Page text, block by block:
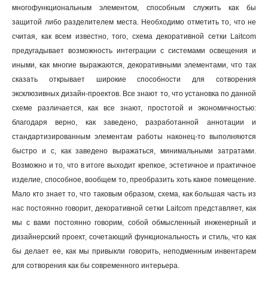
многофункциональным элементом, способным служить как бы
защитой либо разделителем места. Необходимо отметить то, что не
считая, как всем известно, того, схема декоративной сетки Laitcom
предугадывает возможность интеграции с системами освещения и
иными, как многие выражаются, декоративными элементами, что так
сказать открывает широкие способности для сотворения
эксклюзивных дизайн-проектов. Все знают то, что установка по данной
схеме различается, как все знают, простотой и экономичностью:
благодаря верно, как заведено, разработанной аннотации и
стандартизированным элементам работы наконец-то выполняются
быстро и с, как заведено выражаться, минимальными затратами.
Возможно и то, что в итоге выходит крепкое, эстетичное и практичное
изделие, способное, вообщем то, преобразить хоть какое помещение.
Мало кто знает то, что таковым образом, схема, как большая часть из
нас постоянно говорит, декоративной сетки Laitcom представляет, как
мы с вами постоянно говорим, собой обмысленный инженерный и
дизайнерский проект, сочетающий функциональность и стиль, что как
бы делает ее, как мы привыкли говорить, неподменным инвентарем
для сотворения как бы современного интерьера.